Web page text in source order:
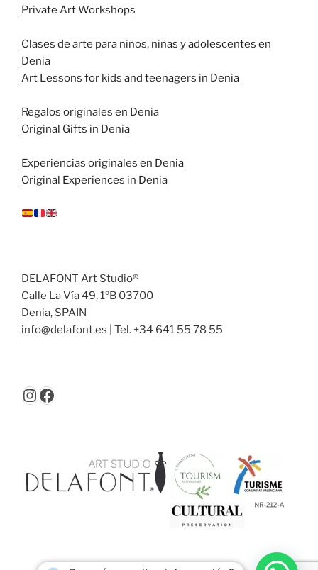
Private Art Workshops
Clases de arte para niños, niñas y adolescentes en
Denia
Art Lessons for kids and teenagers in Denia
Regalos originales en Denia
Original Gifts in Denia
Experiencias originales en Denia
Original Experiences in Denia
DELAFONT Art Studio®
Calle La Vía 49, 1ºB 03700
Denia, SPAIN
info@delafont.es | Tel. +34 641 55 78 55
Instagram
Facebook